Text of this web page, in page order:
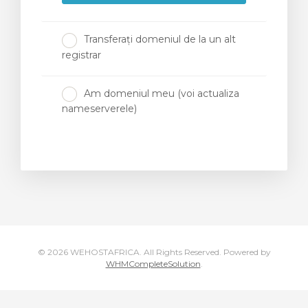
Transferați domeniul de la un alt
registrar
Am domeniul meu (voi actualiza
nameserverele)
© 2026 WEHOSTAFRICA. All Rights Reserved. Powered by
WHMCompleteSolution